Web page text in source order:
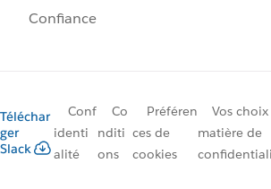
Confiance
Téléchar
ger
Slack
Conf
identi
alité
Co
nditi
ons
Préféren
ces de
cookies
Vos choix
matière de